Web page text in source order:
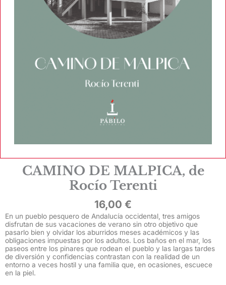
CAMINO DE MALPICA, de
Rocío Terenti
16,00 €
En un pueblo pesquero de Andalucía occidental, tres amigos
disfrutan de sus vacaciones de verano sin otro objetivo que
pasarlo bien y olvidar los aburridos meses académicos y las
obligaciones impuestas por los adultos. Los baños en el mar, los
paseos entre los pinares que rodean el pueblo y las largas tardes
de diversión y confidencias contrastan con la realidad de un
entorno a veces hostil y una familia que, en ocasiones, escuece
en la piel.